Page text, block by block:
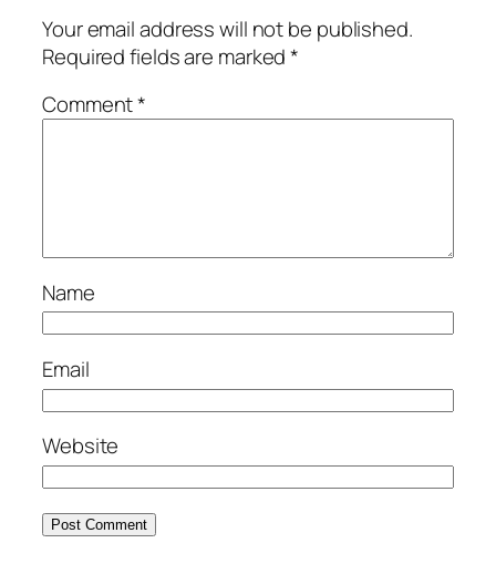
Your email address will not be published.
Required fields are marked*
Comment*
Name
Email
Website